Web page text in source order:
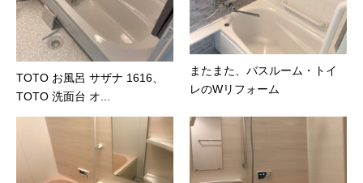
TOTO お風呂 サザナ 1616、
TOTO 洗面台 オ...
またまた、バスルーム・トイ
レのWリフォーム